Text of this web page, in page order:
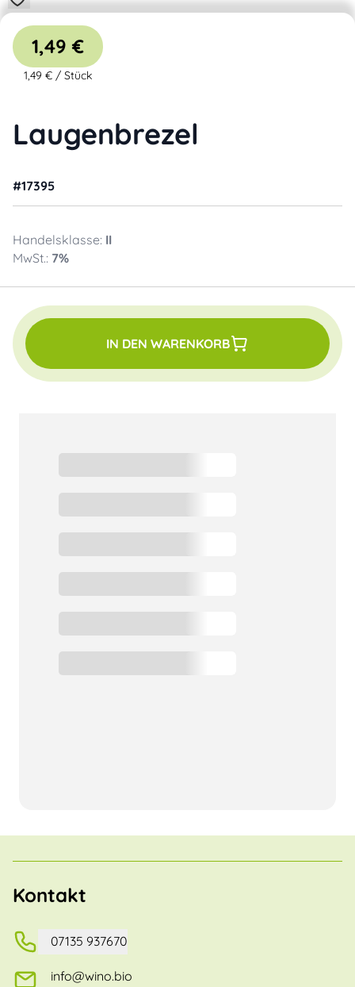
Laugenbrezel
#17395
Handelsklasse: II
MwSt.: 7%
1,49 €
1,49 € / Stück
IN DEN WARENKORB
Kontakt
07135 937670
info@wino.bio